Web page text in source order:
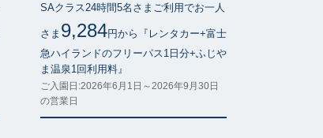
SAクラス24時間5名さまご利用でお一人
さま 9,284円から『レンタカー+富士
急ハイランドのフリーパス1日分+ふじや
ま温泉1回利用料』
ご入園日:2026年6月1日～2026年9月30日
の営業日